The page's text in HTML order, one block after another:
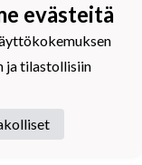
evästeitä
ja tilastollisiin